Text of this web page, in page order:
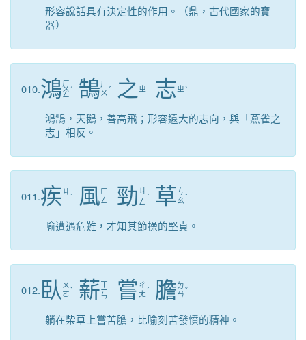
形容說話具有決定性的作用。（鼎，古代國家的寶
器）
010.鴻ㄏ
ㄨ
ㄥ
ˊ 鵠ㄏ
ㄨ ˊ 之 ㄓ 志ㄓˋ
鴻鵠，天鵝，善高飛；形容遠大的志向，與「燕雀之
志」相反。
011.疾 ㄐ
ㄧ ˊ 風 ㄈ
ㄥ
勁 ㄐ
ㄧ
ㄥ
ˋ 草ㄘ
ㄠˇ
喻遭遇危難，才知其節操的堅貞。
012. 臥 ㄨ
ㄛˋ 薪ㄒ
ㄧ
ㄣ 嘗 ㄔ
ㄤ ˊ 膽 ㄉ
ㄢˇ
躺在柴草上嘗苦膽，比喻刻苦發憤的精神。